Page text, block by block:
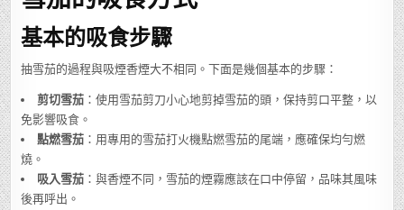
基本的吸食步驟
抽雪茄的過程與吸煙香煙大不相同。下面是幾個基本的步驟：
剪切雪茄 ：使用雪茄剪刀小心地剪掉雪茄的頭，保持剪口平整，以
免影響吸食。
點燃雪茄 ：用專用的雪茄打火機點燃雪茄的尾端，應確保均勻燃
燒。
吸入雪茄 ：與香煙不同，雪茄的煙霧應該在口中停留，品味其風味
後再呼出。